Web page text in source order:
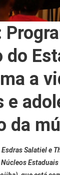
do
a
e
da
Esdras Salatiel e